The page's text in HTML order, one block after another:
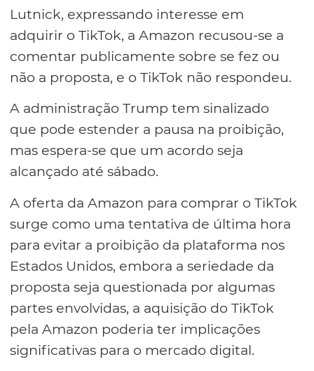
Lutnick, expressando interesse em
adquirir o TikTok, a Amazon recusou-se a
comentar publicamente sobre se fez ou
não a proposta, e o TikTok não respondeu.
A administração Trump tem sinalizado
que pode estender a pausa na proibição,
mas espera-se que um acordo seja
alcançado até sábado.
A oferta da Amazon para comprar o TikTok
surge como uma tentativa de última hora
para evitar a proibição da plataforma nos
Estados Unidos, embora a seriedade da
proposta seja questionada por algumas
partes envolvidas, a aquisição do TikTok
pela Amazon poderia ter implicações
significativas para o mercado digital.